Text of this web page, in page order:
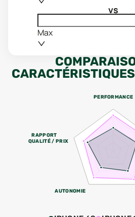
vs
Max
PERFORMANCE
AUTONOMIE
RAPPORT
QUALITÉ / PRIX